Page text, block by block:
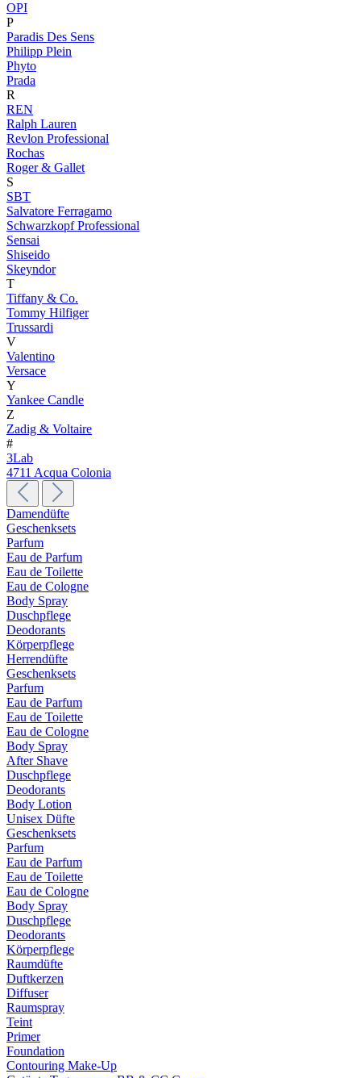
OPI
P
Paradis Des Sens
Philipp Plein
Phyto
Prada
R
REN
Ralph Lauren
Revlon Professional
Rochas
Roger & Gallet
S
SBT
Salvatore Ferragamo
Schwarzkopf Professional
Sensai
Shiseido
Skeyndor
T
Tiffany & Co.
Tommy Hilfiger
Trussardi
V
Valentino
Versace
Y
Yankee Candle
Z
Zadig & Voltaire
#
3Lab
4711 Acqua Colonia
Damendüfte
Geschenksets
Parfum
Eau de Parfum
Eau de Toilette
Eau de Cologne
Body Spray
Duschpflege
Deodorants
Körperpflege
Herrendüfte
Geschenksets
Parfum
Eau de Parfum
Eau de Toilette
Eau de Cologne
Body Spray
After Shave
Duschpflege
Deodorants
Body Lotion
Unisex Düfte
Geschenksets
Parfum
Eau de Parfum
Eau de Toilette
Eau de Cologne
Body Spray
Duschpflege
Deodorants
Körperpflege
Raumdüfte
Duftkerzen
Diffuser
Raumspray
Teint
Primer
Foundation
Contouring Make-Up